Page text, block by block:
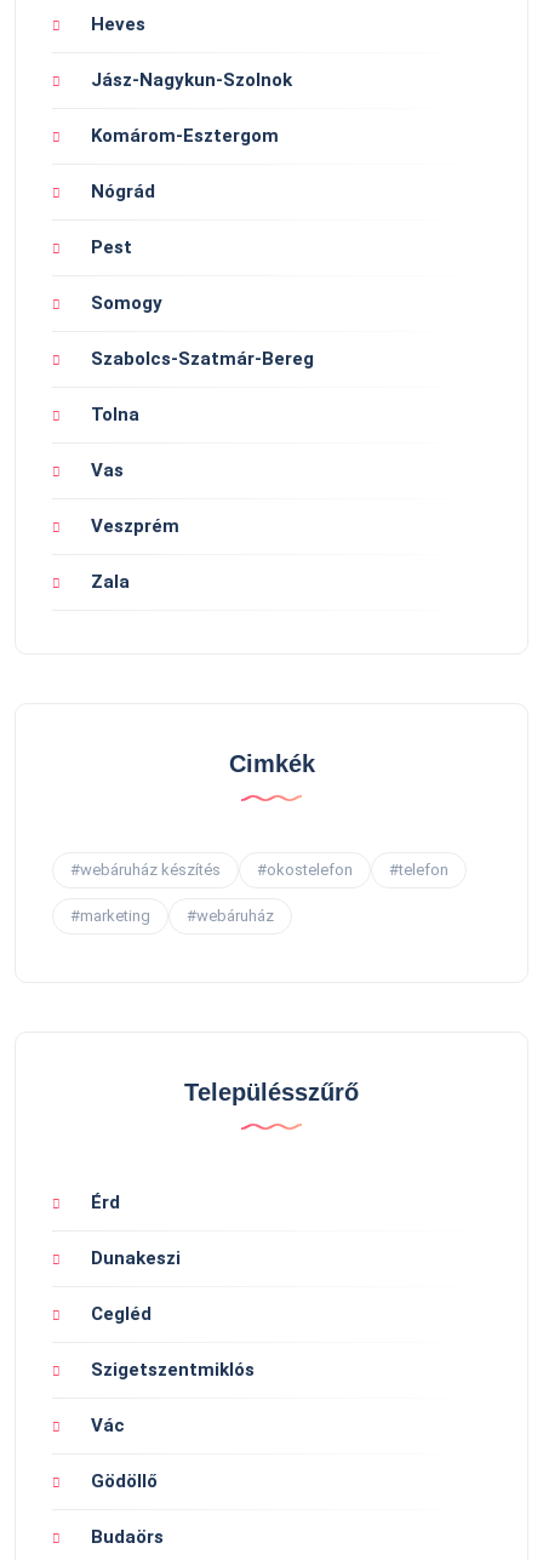
Heves
Jász-Nagykun-Szolnok
Komárom-Esztergom
Nógrád
Pest
Somogy
Szabolcs-Szatmár-Bereg
Tolna
Vas
Veszprém
Zala
Cimkék
#webáruház készítés #okostelefon #telefon
#marketing #webáruház
Településszűrő
Érd
Dunakeszi
Cegléd
Szigetszentmiklós
Vác
Gödöllő
Budaörs